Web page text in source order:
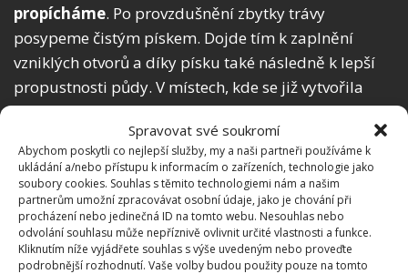
Spravovat své soukromí
Abychom poskytli co nejlepší služby, my a naši partneři používáme k
ukládání a/nebo přístupu k informacím o zařízeních, technologie jako
soubory cookies. Souhlas s těmito technologiemi nám a našim
partnerům umožní zpracovávat osobní údaje, jako je chování při
procházení nebo jedinečná ID na tomto webu. Nesouhlas nebo
odvolání souhlasu může nepříznivě ovlivnit určité vlastnosti a funkce.
Kliknutím níže vyjádřete souhlas s výše uvedeným nebo proveďte
podrobnější rozhodnutí. Vaše volby budou použity pouze na tomto
propícháme. Po provzdušnění zbytky trávy
posypeme čistým pískem. Dojde tím k zaplnění
vzniklých otvorů a díky písku také následně k lepší
propustnosti půdy. V místech, kde se již vytvořila
suchá kola, je potřeba zasít novou trávu. Ideální je
zvolit stejnou směs, aby nedošlo k odlišnému
zbarvení trávníku.